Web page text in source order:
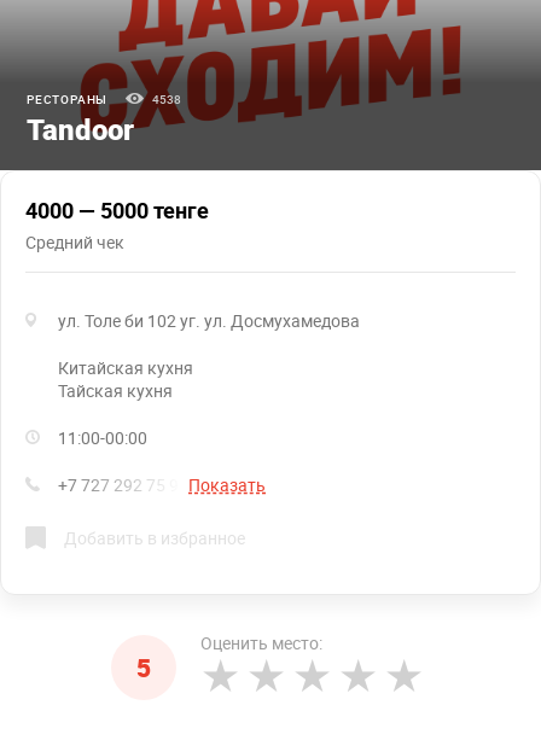
РЕСТОРАНЫ 4538
Tandoor
4000 — 5000 тенге
Средний чек
ул. Толе би 102 уг. ул. Досмухамедова
китайская кухня
тайская кухня
11:00-00:00
+7 727 292 75 96 Показать
Добавить в избранное
5
Оценить место: